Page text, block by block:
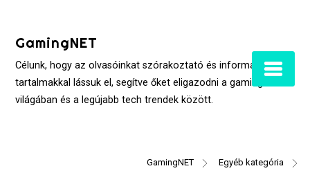
contentGamingNET
Célunk, hogy az olvasóinkat szórakoztató és informatív
tartalmakkal lássuk el, segítve őket eligazodni a gaming
világában és a legújabb tech trendek között.
GamingNET
Egyéb kategória